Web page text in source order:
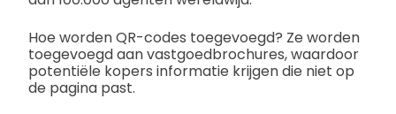
Hoe worden QR-codes toegevoegd? Ze worden
toegevoegd aan vastgoedbrochures, waardoor
potentiële kopers informatie krijgen die niet op
de pagina past.